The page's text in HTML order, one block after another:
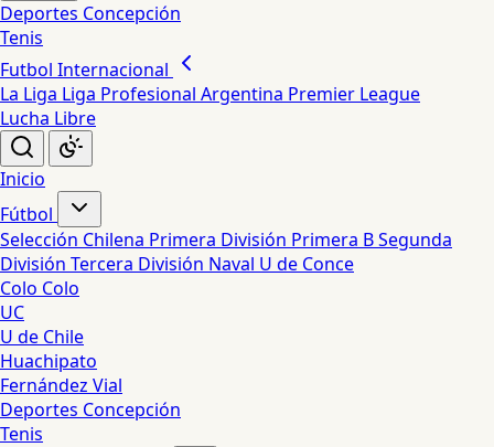
Deportes Concepción
Tenis
Futbol Internacional
La Liga Liga Profesional Argentina Premier League
Lucha Libre
Inicio
Fútbol
Selección Chilena Primera División Primera BSegunda
División Tercera División Naval U de Conce
Colo Colo
UC
U de Chile
Huachipato
Fernández Vial
Deportes Concepción
Tenis